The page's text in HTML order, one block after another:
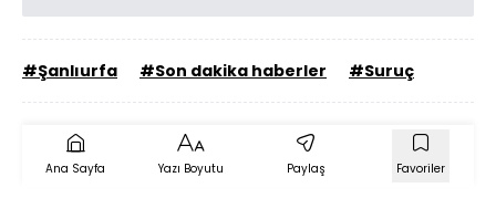
#Şanlıurfa #Son dakika haberler #Suruç
Ana Sayfa Yazı Boyutu Paylaş Favoriler